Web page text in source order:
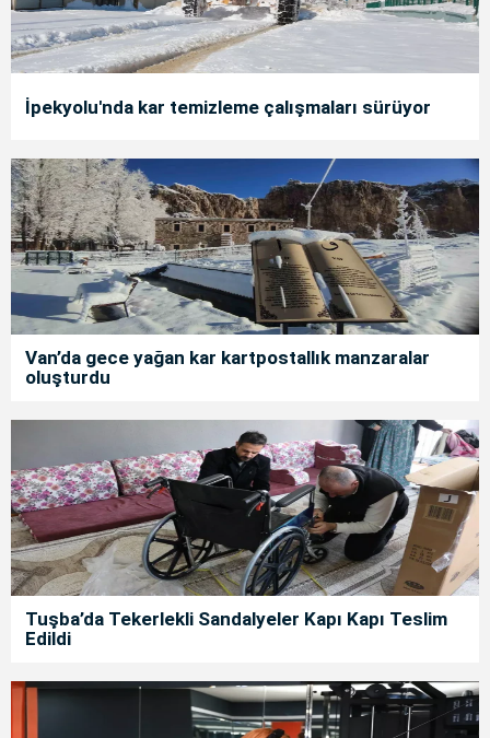
İpekyolu'nda kar temizleme çalışmaları sürüyor
Van’da gece yağan kar kartpostallık manzaralar
oluşturdu
Tuşba’da Tekerlekli Sandalyeler Kapı Kapı Teslim
Edildi